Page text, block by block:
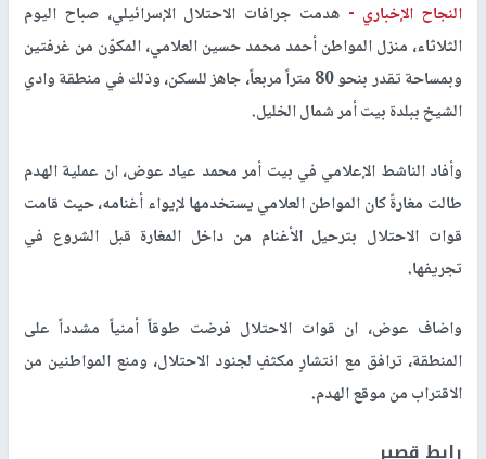
النجاح الإخباري -هدمت جرافات الاحتلال الإسرائيلي، صباح اليوم
الثلاثاء، منزل المواطن أحمد محمد حسين العلامي، المكوّن من غرفتين
وبمساحة تقدر بنحو 80 متراً مربعاً، جاهز للسكن، وذلك في منطقة وادي
الشيخ ببلدة بيت أمر شمال الخليل.
وأفاد الناشط الإعلامي في بيت أمر محمد عياد عوض، ان عملية الهدم
طالت مغارةً كان المواطن العلامي يستخدمها لإيواء أغنامه، حيث قامت
قوات الاحتلال بترحيل الأغنام من داخل المغارة قبل الشروع في
تجريفها.
واضاف عوض، ان قوات الاحتلال فرضت طوقاً أمنياً مشدداً على
المنطقة، ترافق مع انتشارٍ مكثفٍ لجنود الاحتلال، ومنع المواطنين من
الاقتراب من موقع الهدم.
رابط قصير